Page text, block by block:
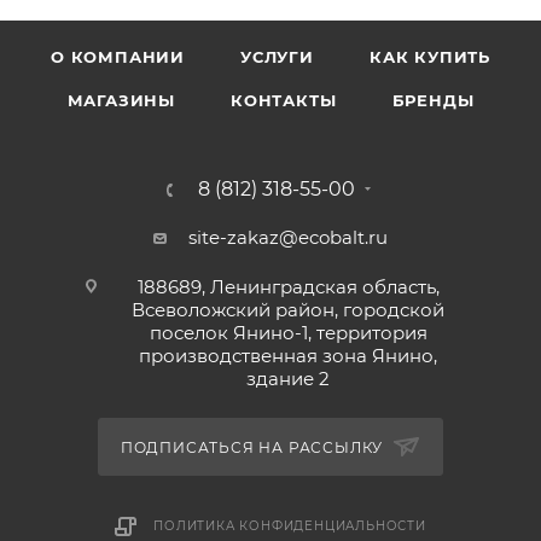
Рекомендации: Перед нанесением использовать
Грунт ГФ-021. Это уменьшит расход эмали и повысит
партии и даты изготовления.
О КОМПАНИИ УСЛУГИ КАК КУПИТЬ
МАГАЗИНЫ КОНТАКТЫ БРЕНДЫ
8 (812) 318-55-00
site-zakaz@ecobalt.ru
188689, Ленинградская область,
Всеволожский район, городской
поселок Янино-1, территория
производственная зона Янино,
здание 2
ПОДПИСАТЬСЯ НА РАССЫЛКУ
ПОЛИТИКА КОНФИДЕНЦИАЛЬНОСТИ